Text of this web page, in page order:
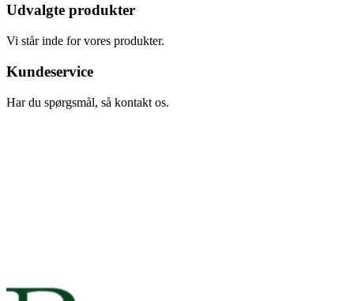
Udvalgte produkter
Vi står inde for vores produkter.
Kundeservice
Har du spørgsmål, så kontakt os.